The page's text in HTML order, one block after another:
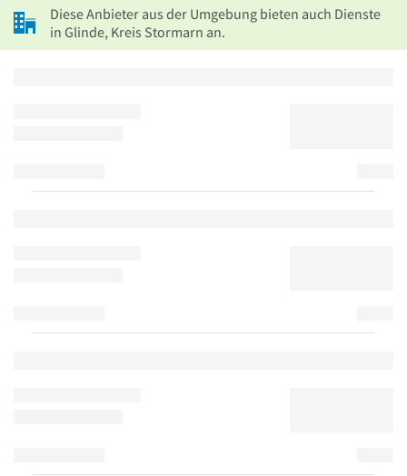
Diese Anbieter aus der Umgebung bieten auch Dienste
in Glinde, Kreis Stormarn an.